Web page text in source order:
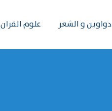
دواوين و الشعر علوم القران